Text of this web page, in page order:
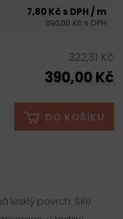
7,80 Kč s DPH / m
390,00 Kč s DPH
322,31 Kč
390,00 Kč
DO KOŠÍKU
lesklý povrch. Šíře